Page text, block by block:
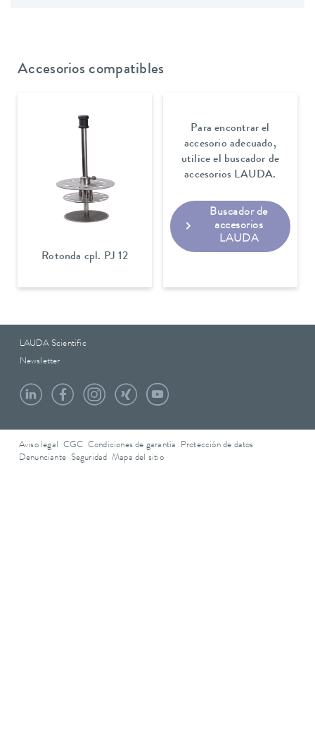
Accesorios compatibles
Rotonda cpl. PJ 12
Para encontrar el
accesorio adecuado,
utilice el buscador de
accesorios LAUDA.
Buscador de
accesorios
LAUDA
LAUDA Scientific
Newsletter
Aviso legal CGC Condiciones de garantía
Protección de datos
Denunciante Seguridad Mapa del sitio